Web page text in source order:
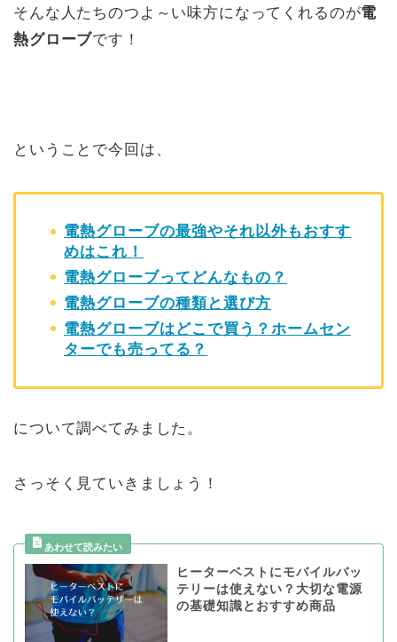
そんな人たちのつよ～い味方になってくれるのが電
熱グローブです！
ということで今回は、
電熱グローブの最強やそれ以外もおすす
めはこれ！
電熱グローブってどんなもの？
電熱グローブの種類と選び方
電熱グローブはどこで買う？ホームセン
ターでも売ってる？
について調べてみました。
さっそく見ていきましょう！
ヒーターベストにモバイルバッ
テリーは使えない？大切な電源
の基礎知識とおすすめ商品